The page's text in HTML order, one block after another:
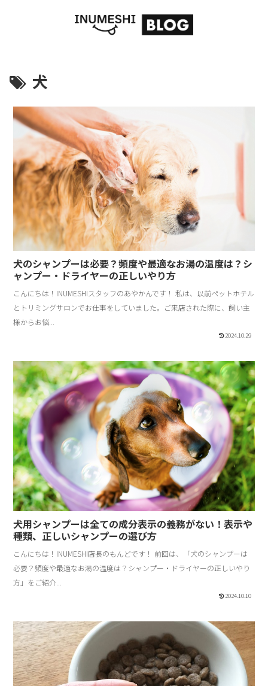
犬
犬のシャンプーは必要？頻度や最適なお湯の温度は？シ
ャンプー・ドライヤーの正しいやり方
こんにちは！INUMESHIスタッフのあやかんです！ 私は、以前ペットホテル
とトリミングサロンでお仕事をしていました。ご来店された際に、飼い主
様からお悩...
2024.10.29
犬用シャンプーは全ての成分表示の義務がない！表示や
種類、正しいシャンプーの選び方
こんにちは！INUMESHI店長のもんどです！ 前回は、「犬のシャンプーは
必要？頻度や最適なお湯の温度は？シャンプー・ドライヤーの正しいやり
方」をご紹介...
2024.10.10